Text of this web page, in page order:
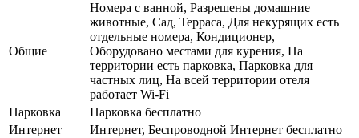
Общие
Номера с ванной, Разрешены домашние
животные, Сад, Терраса, Для некурящих есть
отдельные номера, Кондиционер,
Оборудовано местами для курения, На
территории есть парковка, Парковка для
частных лиц, На всей территории отеля
работает Wi-Fi
Парковка
Парковка бесплатно
Интернет
Интернет, Беспроводной Интернет бесплатно